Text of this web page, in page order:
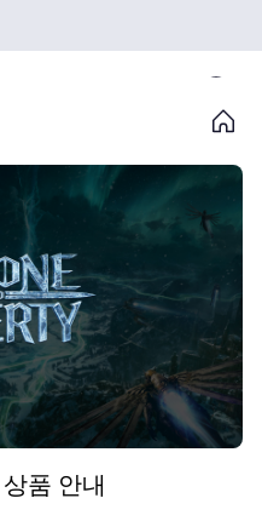
품 안내